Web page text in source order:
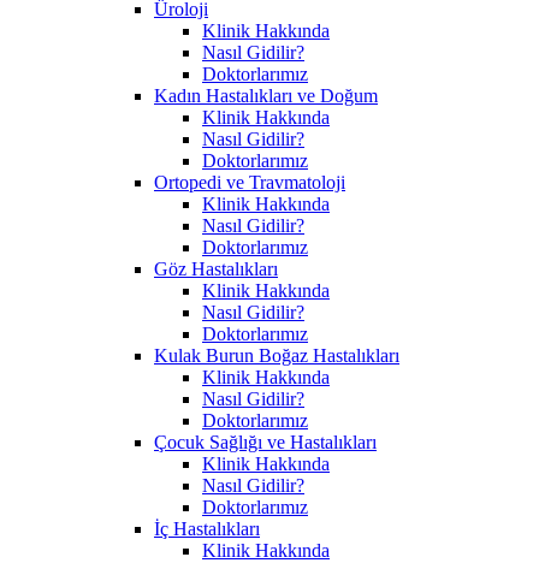
Üroloji
Klinik Hakkında
Nasıl Gidilir?
Doktorlarımız
Kadın Hastalıkları ve Doğum
Klinik Hakkında
Nasıl Gidilir?
Doktorlarımız
Ortopedi ve Travmatoloji
Klinik Hakkında
Nasıl Gidilir?
Doktorlarımız
Göz Hastalıkları
Klinik Hakkında
Nasıl Gidilir?
Doktorlarımız
Kulak Burun Boğaz Hastalıkları
Klinik Hakkında
Nasıl Gidilir?
Doktorlarımız
Çocuk Sağlığı ve Hastalıkları
Klinik Hakkında
Nasıl Gidilir?
Doktorlarımız
İç Hastalıkları
Klinik Hakkında